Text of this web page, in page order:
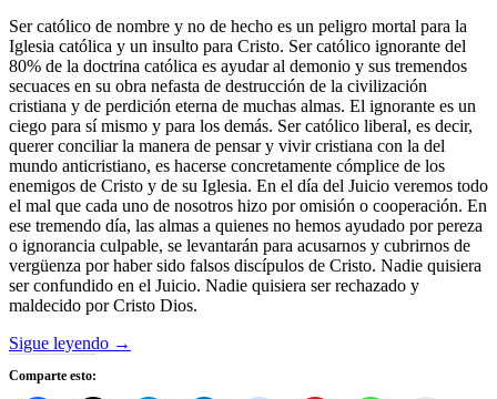
Ser católico de nombre y no de hecho es un peligro mortal para la
Iglesia católica y un insulto para Cristo. Ser católico ignorante del
80% de la doctrina católica es ayudar al demonio y sus tremendos
secuaces en su obra nefasta de destrucción de la civilización
cristiana y de perdición eterna de muchas almas. El ignorante es un
ciego para sí mismo y para los demás. Ser católico liberal, es decir,
querer conciliar la manera de pensar y vivir cristiana con la del
mundo anticristiano, es hacerse concretamente cómplice de los
enemigos de Cristo y de su Iglesia. En el día del Juicio veremos todo
el mal que cada uno de nosotros hizo por omisión o cooperación. En
ese tremendo día, las almas a quienes no hemos ayudado por pereza
o ignorancia culpable, se levantarán para acusarnos y cubrirnos de
vergüenza por haber sido falsos discípulos de Cristo. Nadie quisiera
ser confundido en el Juicio. Nadie quisiera ser rechazado y
maldecido por Cristo Dios.
Sigue leyendo →
Comparte esto: